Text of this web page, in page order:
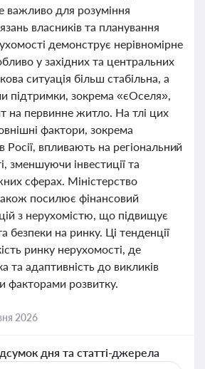
важливо для розуміння
власників та планування
демонструє нерівномірне
у західних та центральних
ситуація більш стабільна, а
підтримки, зокрема «єОселя»,
на первинне житло. На тлі цих
фактори, зокрема
Росії, впливають на регіональний
зменшуючи інвестиції та
сферах. Міністерство
посилює фінансовий
з нерухомістю, що підвищує
безпеки на ринку. Ці тенденції
ринку нерухомості, де
та адаптивність до викликів
факторами розвитку.
2026
дня та статті-джерела